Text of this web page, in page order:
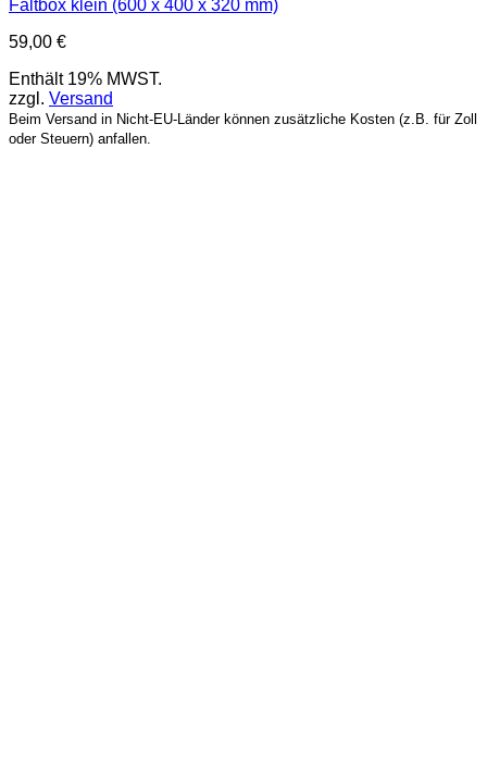
Faltbox klein (600 x 400 x 320 mm)
59,00 €
Enthält 19% MWST.
zzgl. Versand
Beim Versand in Nicht-EU-Länder können zusätzliche Kosten (z.B. für Zoll
oder Steuern) anfallen.